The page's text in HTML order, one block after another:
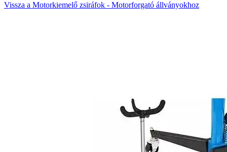
Vissza a Motorkiemelő zsiráfok - Motorforgató állványokhoz